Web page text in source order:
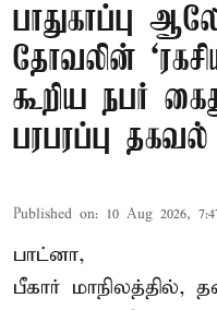
பாதுகாப்பு
தோவலின்
கூறிய நபர்
பரபரப்பு தகவல்
Published on: 10 Aug 2026,
பாட்னா,
பீகார் மாநிலத்தில்,